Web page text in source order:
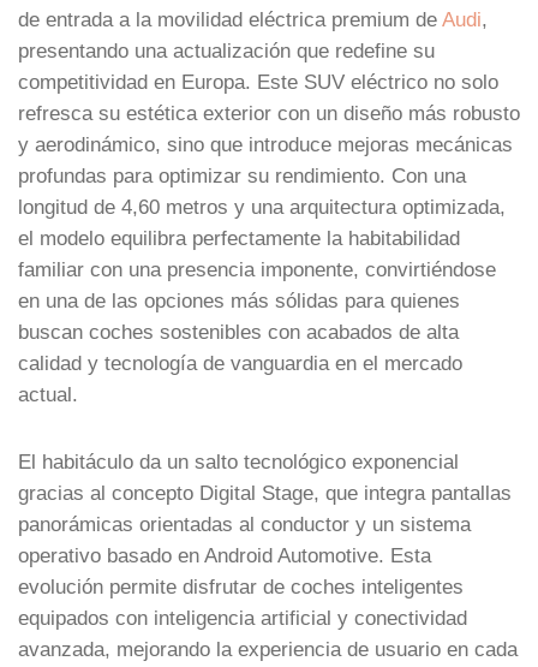
de entrada a la movilidad eléctrica premium de Audi,
presentando una actualización que redefine su
competitividad en Europa. Este SUV eléctrico no solo
refresca su estética exterior con un diseño más robusto
y aerodinámico, sino que introduce mejoras mecánicas
profundas para optimizar su rendimiento. Con una
longitud de 4,60 metros y una arquitectura optimizada,
el modelo equilibra perfectamente la habitabilidad
familiar con una presencia imponente, convirtiéndose
en una de las opciones más sólidas para quienes
buscan coches sostenibles con acabados de alta
calidad y tecnología de vanguardia en el mercado
actual.
El habitáculo da un salto tecnológico exponencial
gracias al concepto Digital Stage, que integra pantallas
panorámicas orientadas al conductor y un sistema
operativo basado en Android Automotive. Esta
evolución permite disfrutar de coches inteligentes
equipados con inteligencia artificial y conectividad
avanzada, mejorando la experiencia de usuario en cada